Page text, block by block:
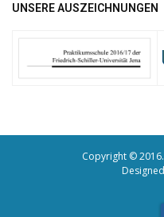
UNSERE AUSZEICHNUNGEN
Copyright ©